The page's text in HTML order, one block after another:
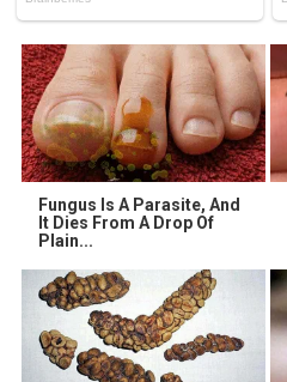
Fungus Is A Parasite, And
It Dies From A Drop Of
Plain...